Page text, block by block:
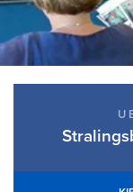
U